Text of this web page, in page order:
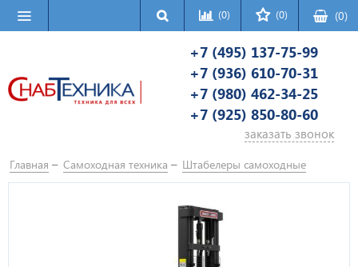
(0) (0) (0)
+7 (495) 137-75-99
+7 (936) 610-70-31
+7 (980) 462-34-25
+7 (925) 850-80-60
заказать звонок
Главная Самоходная техника Штабелеры самоходные